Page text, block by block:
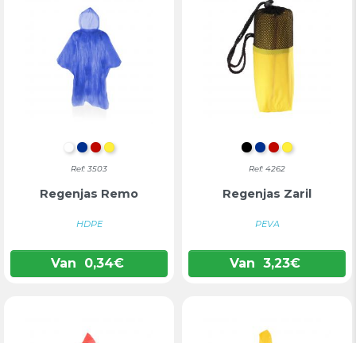
WITBLAUW
ROOD
GEEL
Ref: 3503
Regenjas Remo
HDPE
Van 0,34€
ZWART
BLAUW
ROOD
GEEL
Ref: 4262
Regenjas Zaril
PEVA
Van 3,23€